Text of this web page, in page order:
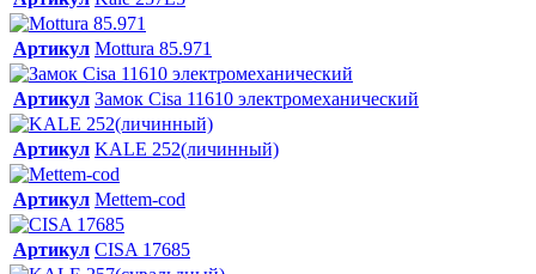
Артикул Mottura 85.971
Артикул Замок Cisa 11610 электромеханический
Артикул KALE 252(личинный)
Артикул Mettem-cod
Артикул CISA 17685